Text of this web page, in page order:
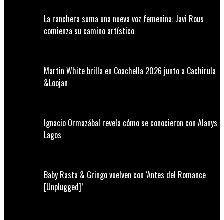
La ranchera suma una nueva voz femenina: Javi Rous
comienza su camino artístico
Martin White brilla en Coachella 2026 junto a Cachirula
&Loojan
Ignacio Ormazábal revela cómo se conocieron con Alanys
Lagos
Baby Rasta & Gringo vuelven con ‘Antes del Romance
[Unplugged]’